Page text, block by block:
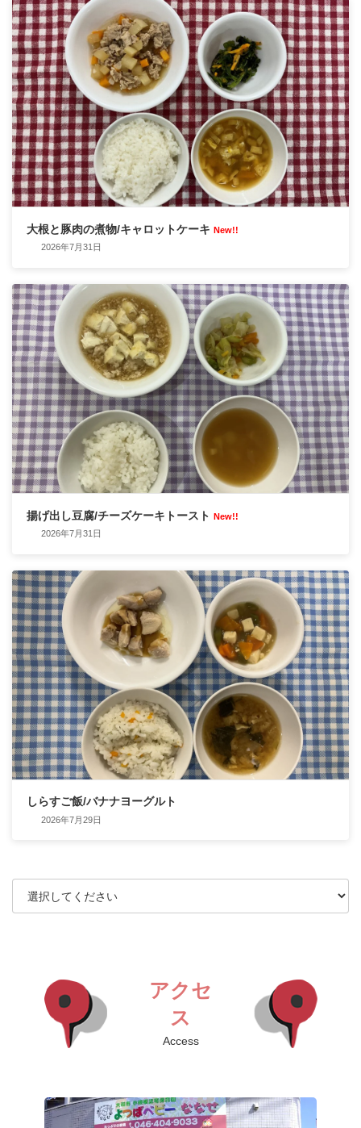
大根と豚肉の煮物/キャロットケーキ New!!
2026年7月31日
揚げ出し豆腐/チーズケーキトースト New!!
2026年7月31日
しらすご飯/バナナヨーグルト
2026年7月29日
アクセ
ス
Access